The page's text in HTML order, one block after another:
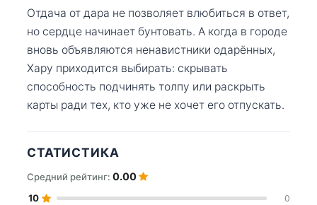
Отдача от дара не позволяет влюбиться в ответ,
но сердце начинает бунтовать. А когда в городе
вновь объявляются ненавистники одарённых,
Хару приходится выбирать: скрывать
способность подчинять толпу или раскрыть
карты ради тех, кто уже не хочет его отпускать.
СТАТИСТИКА
Средний рейтинг: 0.00
10 0